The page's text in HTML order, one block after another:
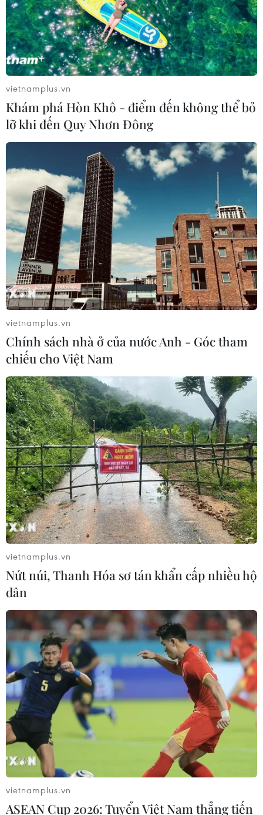
TIN CÙNG CHUYÊN MỤC
Bế mạc Hội thi lực lượng tham gia
bảo vệ an ninh, trật tự ở cơ sở giỏi
toàn quốc
07/08/2026 15:57
7 học sinh đội tuyển Việt Nam đoạt
huy chương tại Olympic AI quốc tế
07/08/2026 15:27
Áp thấp nhiệt đới trên vịnh Bắc Bộ sẽ
gây ảnh hưởng thế nào tới Việt Nam?
07/08/2026 14:38
Cảnh sát giao thông triển khai chiến
dịch nâng cao kỹ năng lái xe môtô, xe
gắn máy
vietnamplus.vn
Khám phá Hòn Khô - điểm đến không thể bỏ
lỡ khi đến Quy Nhơn Đông
vietnamplus.vn
Chính sách nhà ở của nước Anh - Góc tham
chiếu cho Việt Nam
vietnamplus.vn
Nứt núi, Thanh Hóa sơ tán khẩn cấp nhiều hộ
dân
vietnamplus.vn
ASEAN Cup 2026: Tuyển Việt Nam thẳng tiến